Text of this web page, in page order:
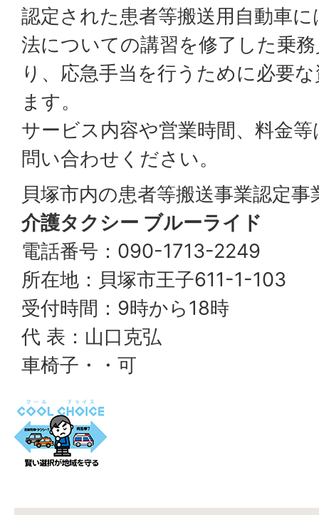
認定された患者等搬送用自動車
法についての講習を修了した乗
り、応急手当を行うために必要
ます。
サービス内容や営業時間、料金
問い合わせください。
貝塚市内の患者等搬送事業認定事
介護タクシー ブルーライド
電話番号：090-1713-2249
所在地：貝塚市王子611-1-103
受付時間：9時から18時
代 表：山口克弘
車椅子・・可